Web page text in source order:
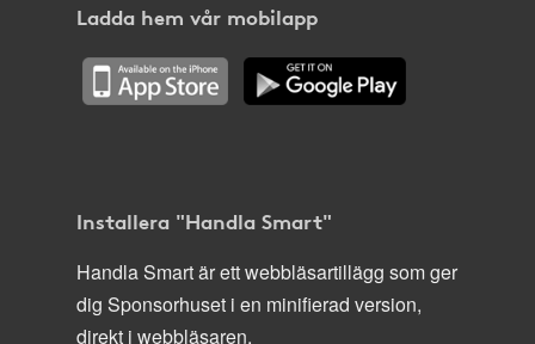
Ladda hem vår mobilapp
Installera "Handla Smart"
Handla Smart är ett webbläsartillägg som ger
dig Sponsorhuset i en minifierad version,
direkt i webbläsaren.